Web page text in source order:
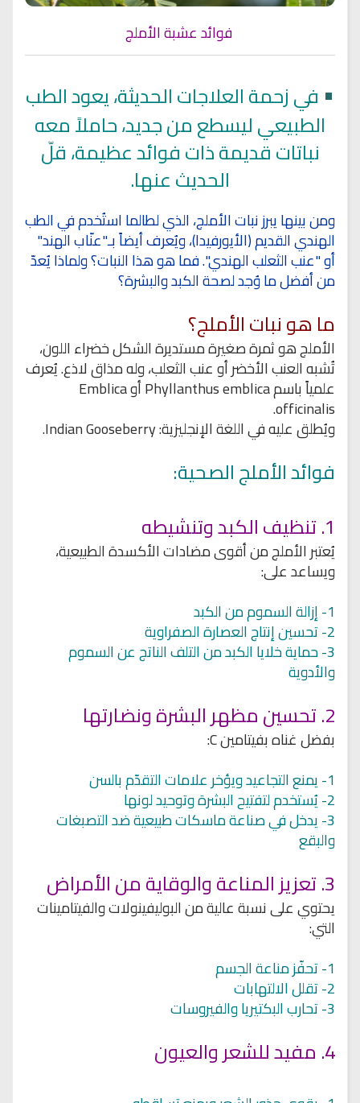
فوائد عشبة الأملج
• في زحمة العلاجات الحديثة، يعود الطب
الطبيعي ليسطع من جديد، حاملاً معه
نباتات قديمة ذات فوائد عظيمة، قلّ
الحديث عنها.
ومن بينها يبرز نبات الأملج، الذي لطالما استُخدم في الطب
الهندي القديم (الأيورفيدا)، ويُعرف أيضاً بـ"عنّاب الهند"
أو "عنب الثعلب الهندي". فما هو هذا النبات؟ ولماذا يُعدّ
من أفضل ما وُجد لصحة الكبد والبشرة؟
ما هو نبات الأملج؟
الأملج هو ثمرة صغيرة مستديرة الشكل خضراء اللون،
تُشبه العنب الأخضر أو عنب الثعلب، وله مذاق لاذع. يُعرف
علمياً باسم Phyllanthus emblica أو Emblica
officinalis.
ويُطلق عليه في اللغة الإنجليزية: Indian Gooseberry.
فوائد الأملج الصحية:
1. تنظيف الكبد وتنشيطه
يُعتبر الأملج من أقوى مضادات الأكسدة الطبيعية،
ويساعد على:
1- إزالة السموم من الكبد
2- تحسين إنتاج العصارة الصفراوية
3- حماية خلايا الكبد من التلف الناتج عن السموم
والأدوية
2. تحسين مظهر البشرة ونضارتها
بفضل غناه بفيتامين C:
1- يمنع التجاعيد ويؤخر علامات التقدّم بالسن
2- يُستخدم لتفتيح البشرة وتوحيد لونها
3- يدخل في صناعة ماسكات طبيعية ضد التصبغات
والبقع
3. تعزيز المناعة والوقاية من الأمراض
يحتوي على نسبة عالية من البوليفينولات والفيتامينات
التي:
1- تحفّز مناعة الجسم
2- تقلل الالتهابات
3- تحارب البكتيريا والفيروسات
4. مفيد للشعر والعيون